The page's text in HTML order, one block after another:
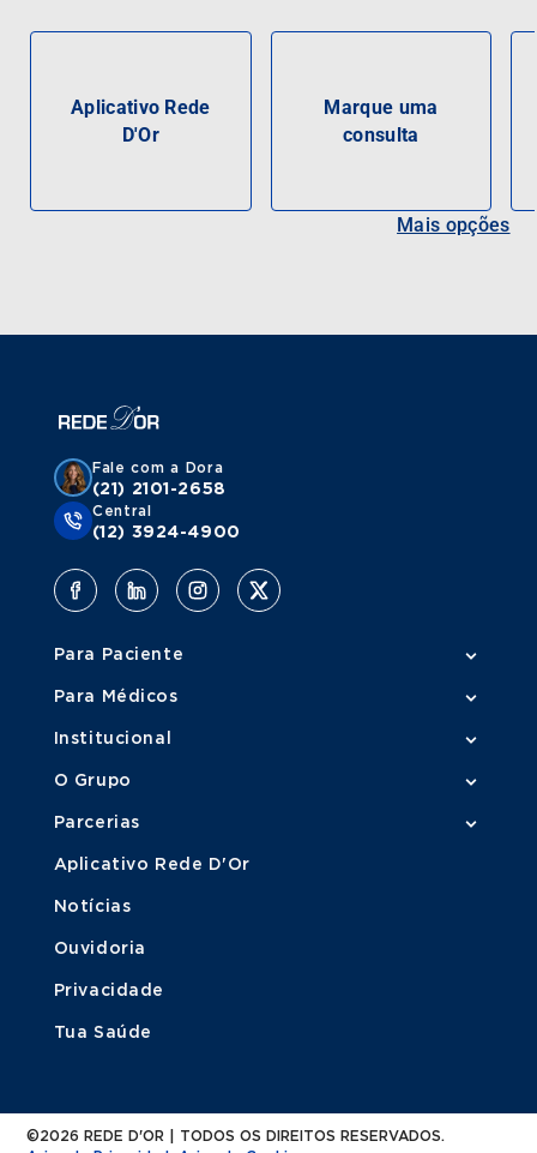
Aplicativo Rede
D'Or
Marque uma
consulta
Mais opções
Fale com a Dora
(21) 2101-2658
Central
(12) 3924-4900
Para Paciente
Para Médicos
Institucional
O Grupo
Parcerias
Aplicativo Rede D'Or
Notícias
Ouvidoria
Privacidade
Tua Saúde
©2026 REDE D'OR | TODOS OS DIREITOS RESERVADOS.